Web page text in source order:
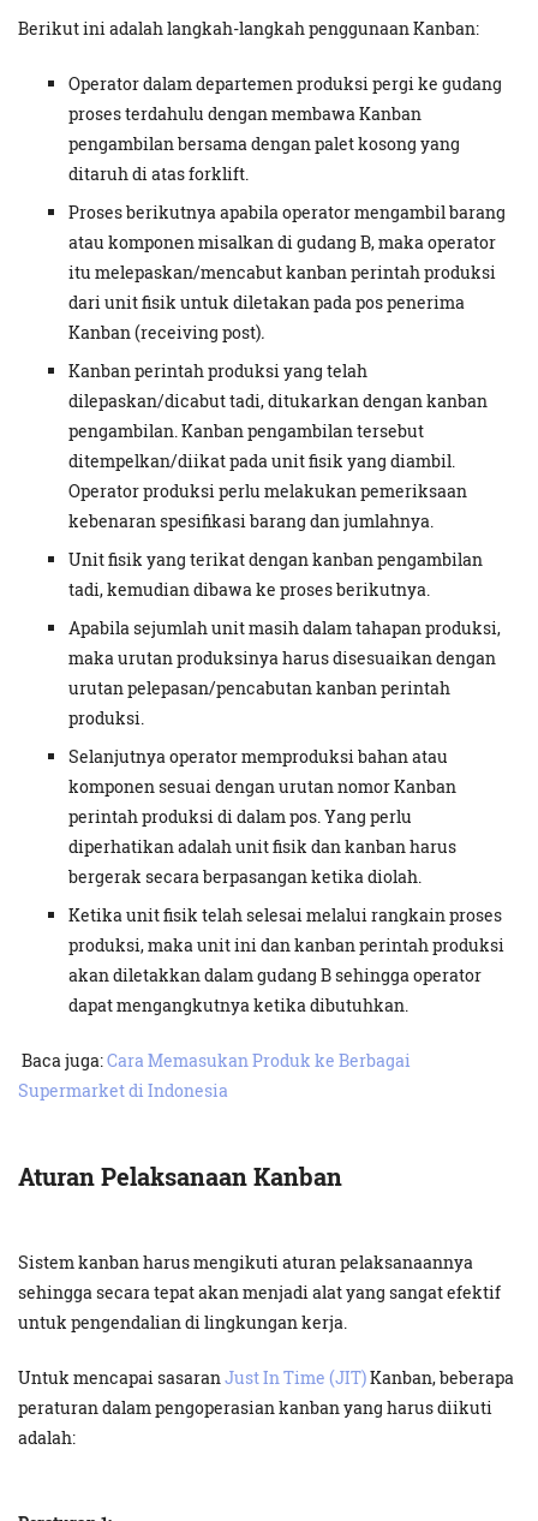
Berikut ini adalah langkah-langkah penggunaan Kanban:
Operator dalam departemen produksi pergi ke gudang
proses terdahulu dengan membawa Kanban
pengambilan bersama dengan palet kosong yang
ditaruh di atas forklift.
Proses berikutnya apabila operator mengambil barang
atau komponen misalkan di gudang B, maka operator
itu melepaskan/mencabut kanban perintah produksi
dari unit fisik untuk diletakan pada pos penerima
Kanban (receiving post).
Kanban perintah produksi yang telah
dilepaskan/dicabut tadi, ditukarkan dengan kanban
pengambilan. Kanban pengambilan tersebut
ditempelkan/diikat pada unit fisik yang diambil.
Operator produksi perlu melakukan pemeriksaan
kebenaran spesifikasi barang dan jumlahnya.
Unit fisik yang terikat dengan kanban pengambilan
tadi, kemudian dibawa ke proses berikutnya.
Apabila sejumlah unit masih dalam tahapan produksi,
maka urutan produksinya harus disesuaikan dengan
urutan pelepasan/pencabutan kanban perintah
produksi.
Selanjutnya operator memproduksi bahan atau
komponen sesuai dengan urutan nomor Kanban
perintah produksi di dalam pos. Yang perlu
diperhatikan adalah unit fisik dan kanban harus
bergerak secara berpasangan ketika diolah.
Ketika unit fisik telah selesai melalui rangkain proses
produksi, maka unit ini dan kanban perintah produksi
akan diletakkan dalam gudang B sehingga operator
dapat mengangkutnya ketika dibutuhkan.
Baca juga:Cara Memasukan Produk ke Berbagai
Supermarket di Indonesia
Aturan Pelaksanaan Kanban
Sistem kanban harus mengikuti aturan pelaksanaannya
sehingga secara tepat akan menjadi alat yang sangat efektif
untuk pengendalian di lingkungan kerja.
Untuk mencapai sasaranJust In Time (JIT)Kanban, beberapa
peraturan dalam pengoperasian kanban yang harus diikuti
adalah: